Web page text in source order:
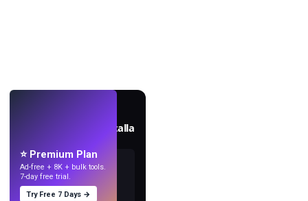
Crea fondos de pantalla
⭐ Premium Plan
Ad-free + 8K + bulk tools.
7-day free trial.
Try Free 7 Days →